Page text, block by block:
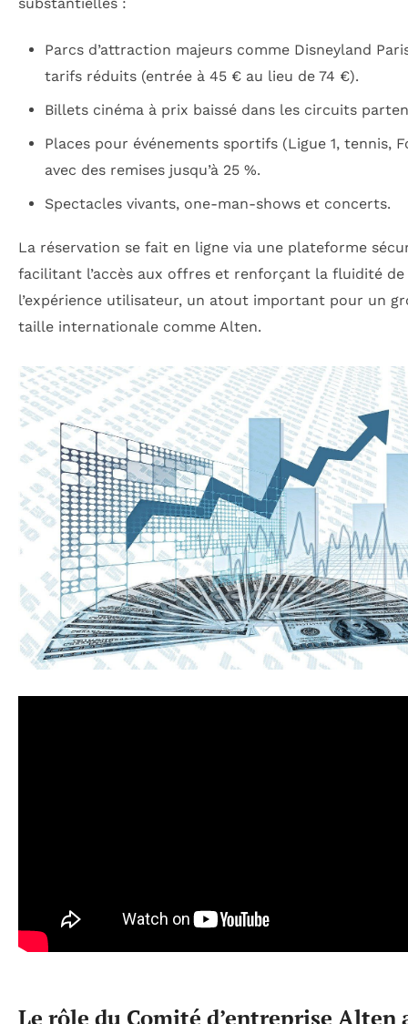
Parcs d’attraction majeurs comme Disneyland
tarifs réduits (entrée à 45 € au lieu de 74 €).
Billets cinéma à prix baissé dans les circuits
Places pour événements sportifs (Ligue 1, tennis,
avec des remises jusqu’à 25 %.
Spectacles vivants, one-man-shows et concerts.
La réservation se fait en ligne via une plateforme
facilitant l’accès aux offres et renforçant la fluidité de
l’expérience utilisateur, un atout important pour un
taille internationale comme Alten.
Le rôle du Comité d’entreprise Alten